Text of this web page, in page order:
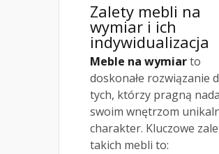
Zalety mebli na
wymiar i ich
indywidualizacja
Meble na wymiarto
doskonałe rozwiązanie
tych, którzy pragną
swoim wnętrzom
charakter. Kluczowe
takich mebli to: